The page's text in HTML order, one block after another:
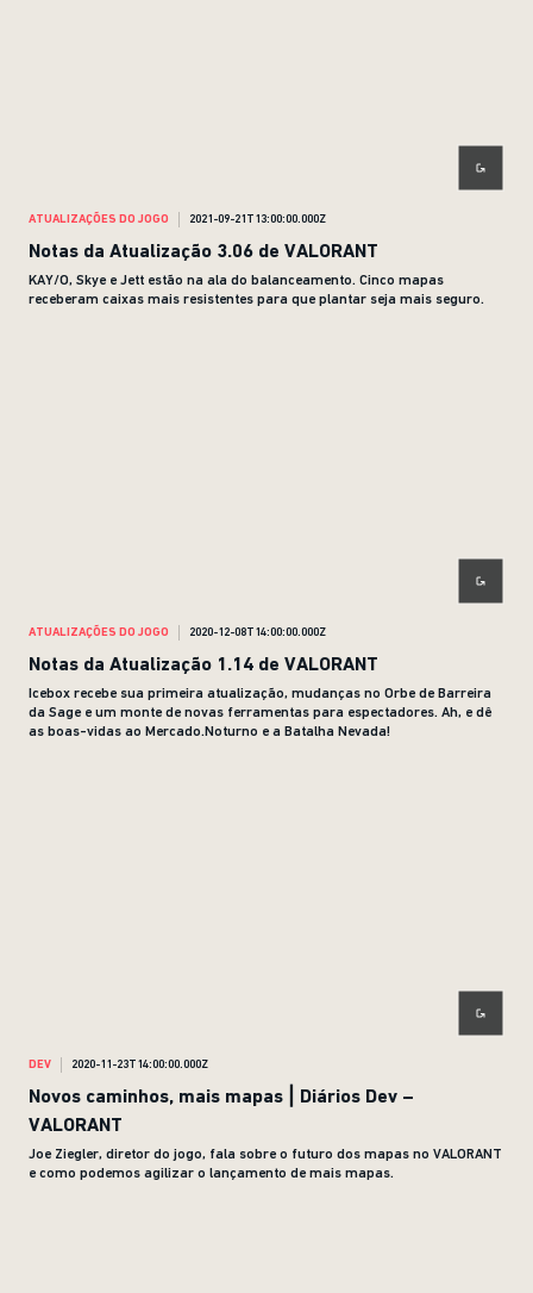
ATUALIZAÇÕES DO JOGO 2021-09-21T13:00:00.000Z
Notas da Atualização 3.06 de VALORANT
KAY/O, Skye e Jett estão na ala do balanceamento. Cinco mapas
receberam caixas mais resistentes para que plantar seja mais seguro.
ATUALIZAÇÕES DO JOGO 2020-12-08T14:00:00.000Z
Notas da Atualização 1.14 de VALORANT
Icebox recebe sua primeira atualização, mudanças no Orbe de Barreira
da Sage e um monte de novas ferramentas para espectadores. Ah, e dê
as boas-vidas ao Mercado.Noturno e a Batalha Nevada!
DEV 2020-11-23T14:00:00.000Z
Novos caminhos, mais mapas | Diários Dev –
VALORANT
Joe Ziegler, diretor do jogo, fala sobre o futuro dos mapas no VALORANT
e como podemos agilizar o lançamento de mais mapas.